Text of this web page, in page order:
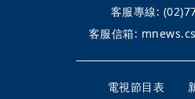
客服專線:
客服信箱:
電視節目表